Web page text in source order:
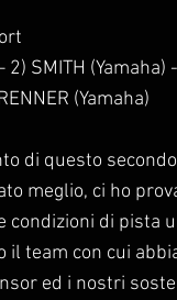
2) SMITH
(Yamaha)
di questo
meglio, ci ho
condizioni di pista
team con cui
ed i nostri